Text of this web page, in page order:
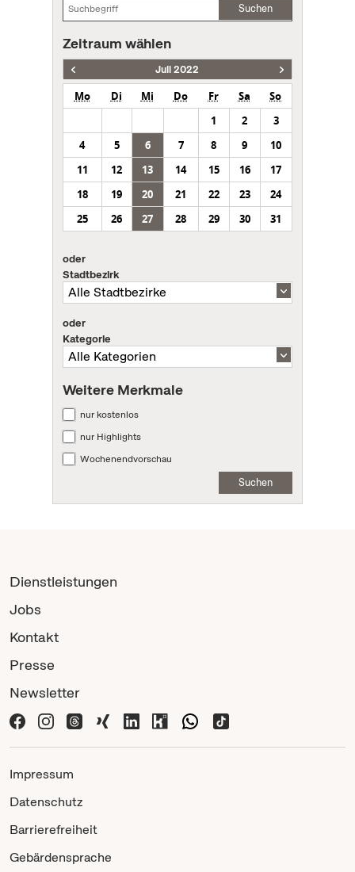
Suchen
Zeitraum wählen
Juli 2022
Mo Di Mi Do Fr Sa
So
1
2
3
4
5 6 7 8 9
10
11
12 13 14 15 16
17
18
19 20 21 22 23
24
25
26 27 28 29 30 31
oder
Stadtbezirk
oder
Kategorie
Weitere Merkmale
nur kostenlos
nur Highlights
Wochenendvorschau
Suchen
Dienstleistungen
Jobs
Kontakt
Presse
Newsletter
Impressum
Datenschutz
Barrierefreiheit
Gebärdensprache